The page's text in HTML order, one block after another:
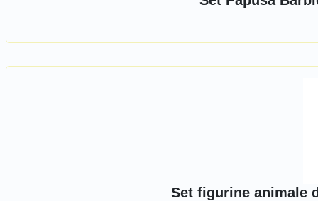
Set figurine animale